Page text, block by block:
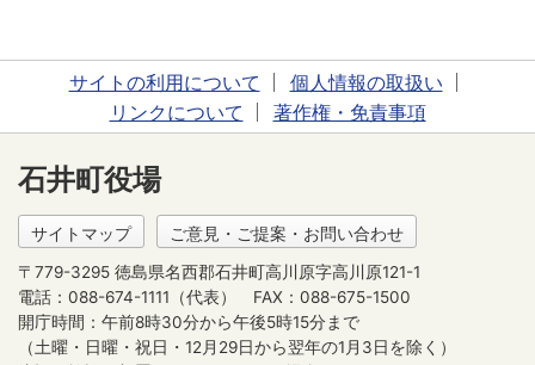
サイトの利用について
個人情報の取扱い
リンクについて
著作権・免責事項
石井町役場
サイトマップ ご意見・ご提案・お問い合わせ
〒779-3295 徳島県名西郡石井町高川原字高川原121-1
電話：088-674-1111（代表）
FAX：088-675-1500
開庁時間：午前8時30分から午後5時15分まで
（土曜・日曜・祝日・12月29日から翌年の1月3日を除く）